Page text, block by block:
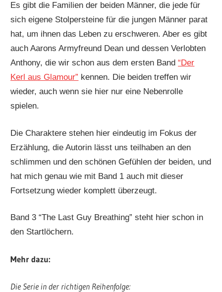
Es gibt die Familien der beiden Männer, die jede für
sich eigene Stolpersteine für die jungen Männer parat
hat, um ihnen das Leben zu erschweren. Aber es gibt
auch Aarons Armyfreund Dean und dessen Verlobten
Anthony, die wir schon aus dem ersten Band“Der
Kerl aus Glamour” kennen. Die beiden treffen wir
wieder, auch wenn sie hier nur eine Nebenrolle
spielen.
Die Charaktere stehen hier eindeutig im Fokus der
Erzählung, die Autorin lässt uns teilhaben an den
schlimmen und den schönen Gefühlen der beiden, und
hat mich genau wie mit Band 1 auch mit dieser
Fortsetzung wieder komplett überzeugt.
Band 3 “The Last Guy Breathing” steht hier schon in
den Startlöchern.
Mehr dazu:
Die Serie in der richtigen Reihenfolge: